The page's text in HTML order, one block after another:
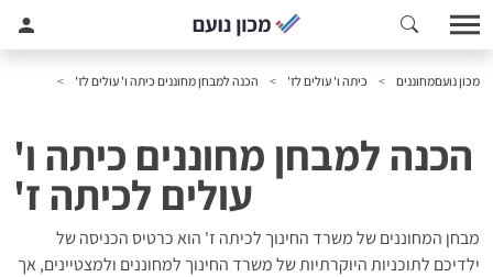
מכון נועםמחוננים כיתה ו' עולים לז' הכנה למבחן מחוננים כיתה ו' עולים לז'
הכנה למבחן מחוננים כיתה ו'
עולים לכיתה ז'
מבחן המחוננים של משרד החינוך לכיתה ז' הוא כרטיס הכניסה של
ילדיכם לתוכניות היוקרתיות של משרד החינוך למחוננים ולמצטיינים, אך